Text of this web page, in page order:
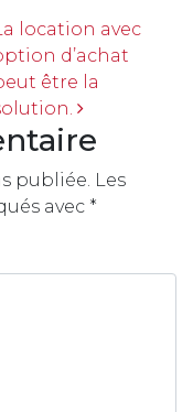
location avec
d’achat
être la
publiée. Les
avec *